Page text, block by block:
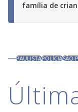
família de
PAULISTAPOLÍCIASÃO